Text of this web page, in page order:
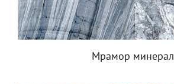
Мрамор минерал